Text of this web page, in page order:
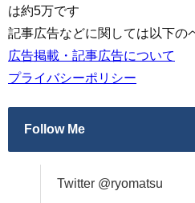
は約5万です
記事広告などに関しては以下の
広告掲載・記事広告について
プライバシーポリシー
Follow Me
Twitter @ryomatsu